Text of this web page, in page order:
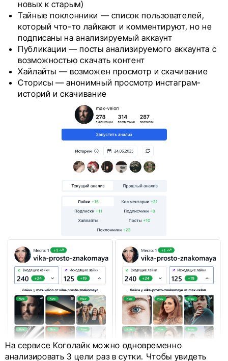
новых к старым)
Тайные поклонники — список пользователей,
который что-то лайкают и комментируют, но не
подписаны на анализируемый аккаунт
Публикации — посты анализируемого аккаунта с
возможностью скачать контент
Хайлайты — возможен просмотр и скачивание
Сторисы — анонимный просмотр инстаграм-
историй и скачивание
На сервисе Коголайк можно одновременно
анализировать 3 цели раз в сутки. Чтобы увидеть